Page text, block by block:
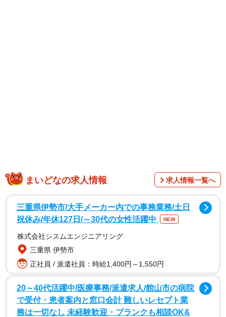
男女の出会いメディア『e-venz（イベンツ）』を運営する
ノマドマーケティング株式会社（東京都渋谷区）が、2023
年1月にインターネット上にて実施した調査です。
まいどなの求人情報 求人情報一覧へ
三重県伊勢市/大手メーカー内での事務業務/土日
祝休み/年休127日/～30代の女性活躍中
NEW
株式会社シスムエンジニアリング
三重県 伊勢市
正社員 / 派遣社員：時給1,400円～1,550円
20～40代活躍中/医療事務/派遣求人/館山市の病院
で受付・患者案内と窓口会計 難しいレセプト業
務は一切なし 未経験歓迎・ブランクも相談OK&